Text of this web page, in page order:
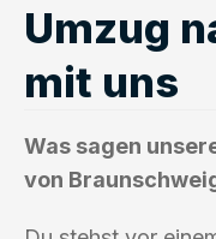
Umzug
mit uns
Was sagen
von